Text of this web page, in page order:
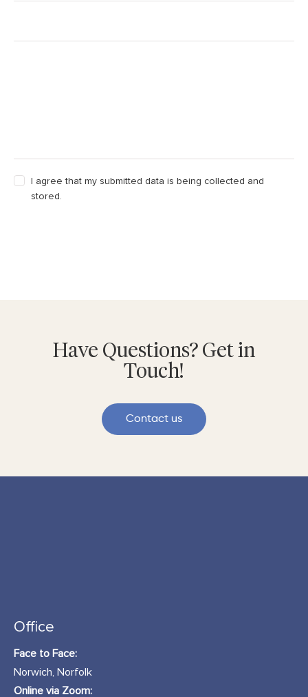
I agree that my submitted data is being collected and
stored.
Have Questions? Get in
Touch!
Contact us
Office
Face to Face:
Norwich, Norfolk
Online via Zoom: